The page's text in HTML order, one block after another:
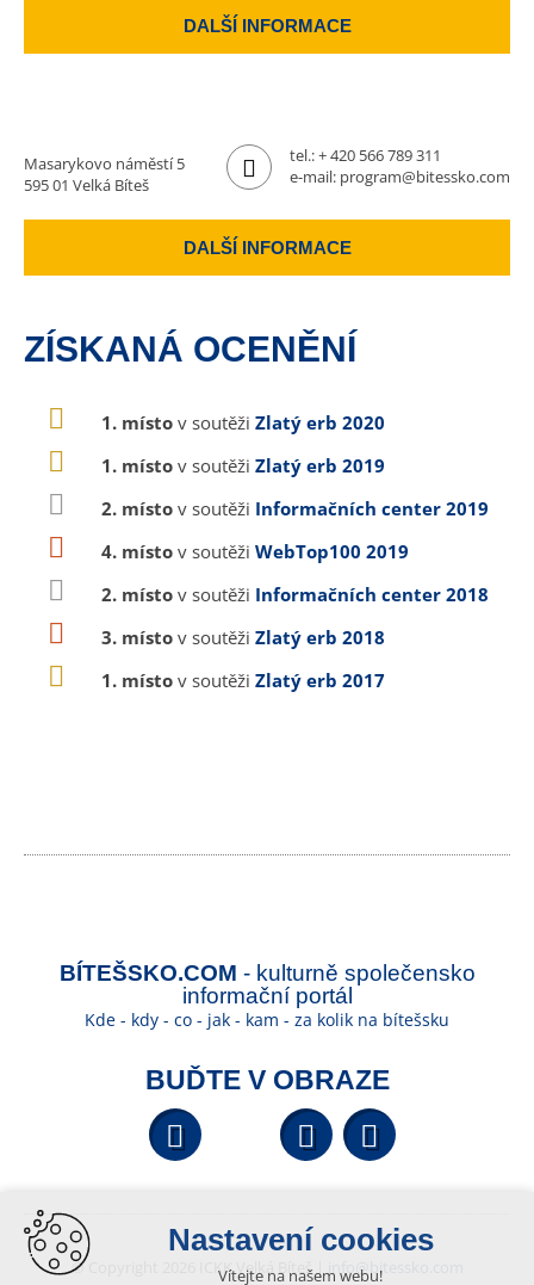
DALŠÍ INFORMACE
Masarykovo náměstí 5
595 01 Velká Bíteš
tel.:+ 420 566 789 311
e-mail: program@bitessko.com
DALŠÍ INFORMACE
ZÍSKANÁ OCENĚNÍ
1. místo v soutěži Zlatý erb 2020
1. místo v soutěži Zlatý erb 2019
2. místo v soutěži Informačních center 2019
4. místo v soutěži WebTop100 2019
2. místo v soutěži Informačních center 2018
3. místo v soutěži Zlatý erb 2018
1. místo v soutěži Zlatý erb 2017
BÍTEŠSKO.COM - kulturně společensko
informační portál
Kde - kdy - co - jak - kam - za kolik na bítešsku
BUĎTE V OBRAZE
Facebook YouTube
© Copyright 2026 ICKK Velká Bíteš | info@bitessko.com
Nastavení cookies
Vítejte na našem webu!